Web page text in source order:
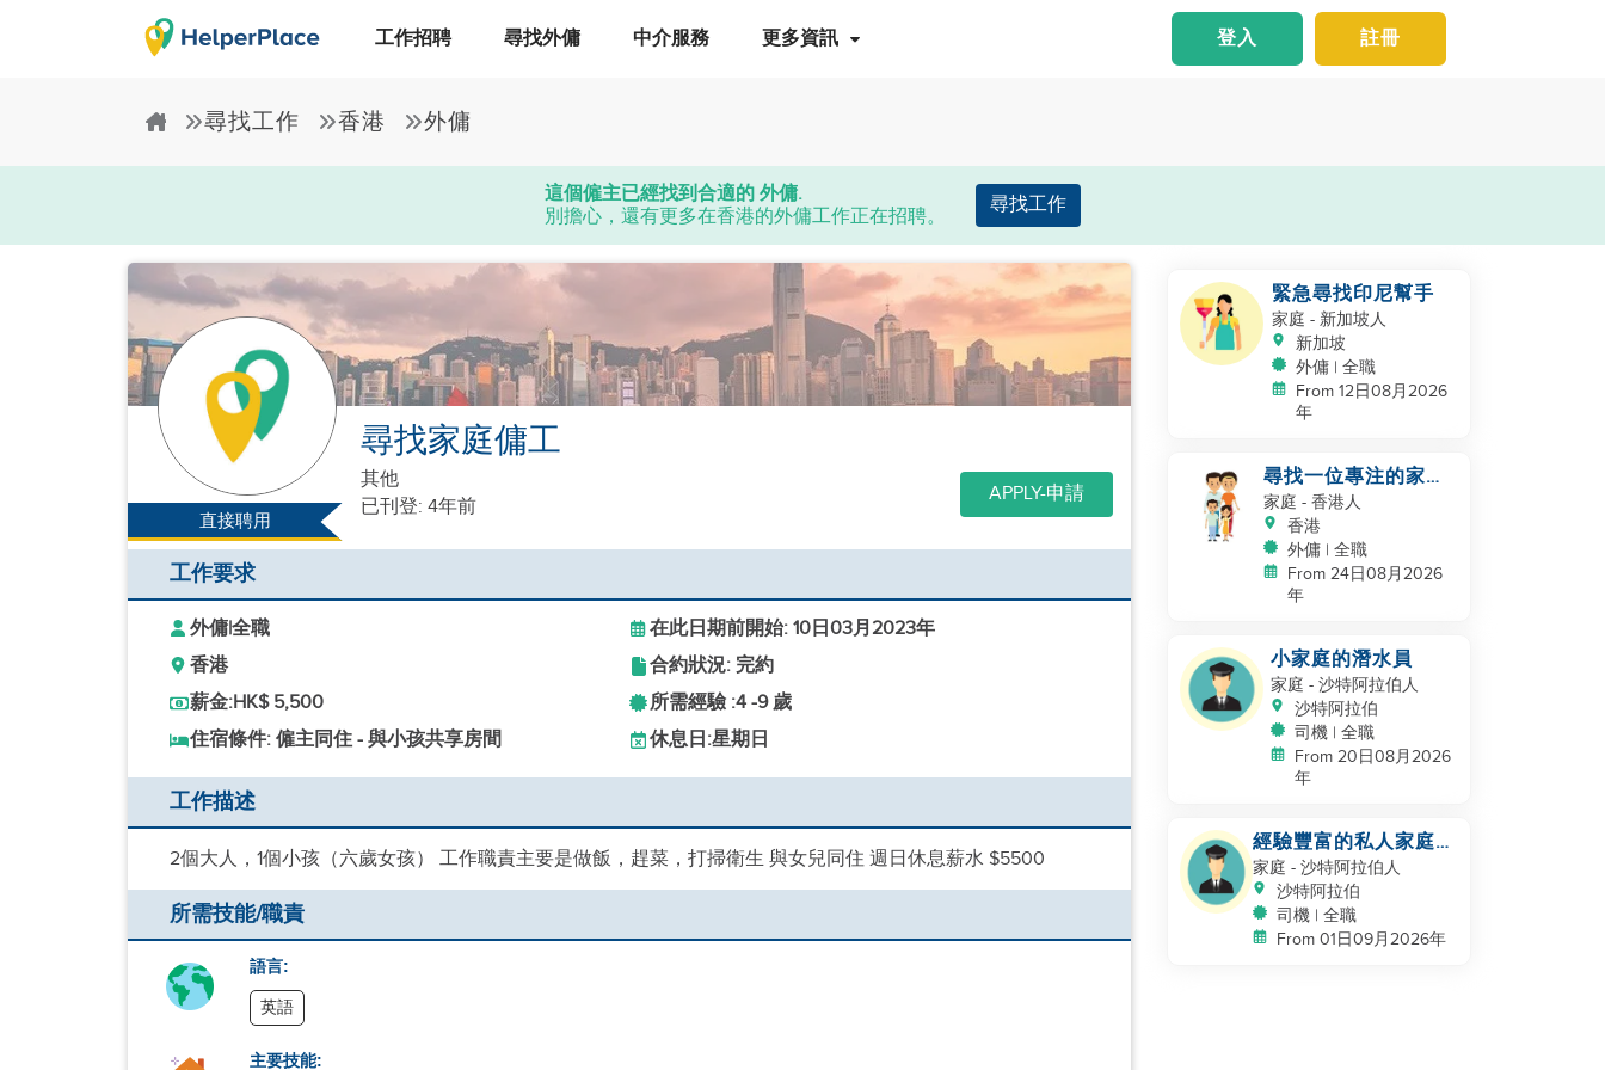
工作招聘 尋找外傭 中介服務 更多資訊 註冊
登入
尋找工作 香港 外傭
這個僱主已經找到合適的 外傭.
別擔心，還有更多在香港的外傭工作正在招聘。
尋找工作
直接聘用
尋找家庭傭工
其他
已刊登: 4年前
APPLY-申請
工作要求
外傭|全職
在此日期前開始: 10日03月2023年
香港
合約狀況: 完約
薪金:HK$ 5,500 所需經驗 :4 -9 歲
住宿條件: 僱主同住 - 與小孩共享房間
休息日:星期日
工作描述
2個大人，1個小孩（六歲女孩） 工作職責主要是做飯，趕菜，打掃衛生 與女兒同住 週日休息薪水 $5500
所需技能/職責
語言:
英語
主要技能:
緊急尋找印尼幫手
家庭 - 新加坡人
新加坡
外傭 | 全職
From 12日08月2026
年
尋找一位專注的家庭
幫手
家庭 - 香港人
香港
外傭 | 全職
From 24日08月2026
年
小家庭的潛水員
家庭 - 沙特阿拉伯人
沙特阿拉伯
司機 | 全職
From 20日08月2026
年
經驗豐富的私人家庭司
機 - 沙特/海灣合作委
員會經驗
家庭 - 沙特阿拉伯人
沙特阿拉伯
司機 | 全職
From 01日09月2026年